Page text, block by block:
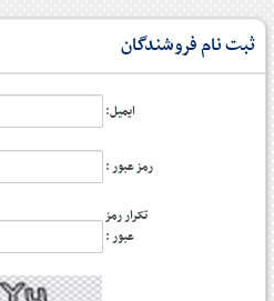
ثبت نام فروشندگان
ایمیل:
رمز عبور :
تکرار رمز
عبور :